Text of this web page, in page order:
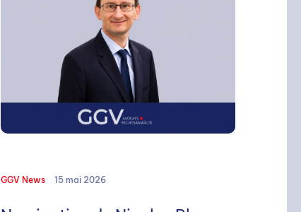
GGV News 15 mai 2026